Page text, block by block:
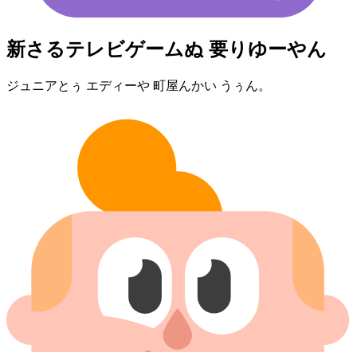
新さる⁠テレビ⁠ゲーム⁠ぬ 要りゆー⁠やん
ジュニア⁠とぅ エディー⁠や 町屋⁠んかい うぅん。